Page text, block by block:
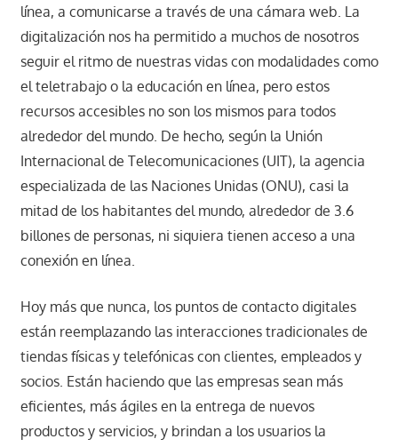
línea, a comunicarse a través de una cámara web. La
digitalización nos ha permitido a muchos de nosotros
seguir el ritmo de nuestras vidas con modalidades como
el teletrabajo o la educación en línea, pero estos
recursos accesibles no son los mismos para todos
alrededor del mundo. De hecho, según la Unión
Internacional de Telecomunicaciones (UIT), la agencia
especializada de las Naciones Unidas (ONU), casi la
mitad de los habitantes del mundo, alrededor de 3.6
billones de personas, ni siquiera tienen acceso a una
conexión en línea.
Hoy más que nunca, los puntos de contacto digitales
están reemplazando las interacciones tradicionales de
tiendas físicas y telefónicas con clientes, empleados y
socios. Están haciendo que las empresas sean más
eficientes, más ágiles en la entrega de nuevos
productos y servicios, y brindan a los usuarios la